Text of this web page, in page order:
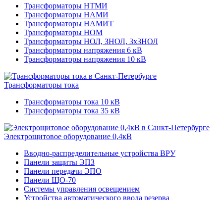
Трансформаторы НТМИ
Трансформаторы НАМИ
Трансформаторы НАМИТ
Трансформаторы НОМ
Трансформаторы НОЛ, ЗНОЛ, 3хЗНОЛ
Трансформаторы напряжения 6 кВ
Трансформаторы напряжения 10 кВ
Трансформаторы тока
Трансформаторы тока 10 кВ
Трансформаторы тока 35 кВ
Электрощитовое оборудование 0,4кВ
Вводно-распределительные устройства ВРУ
Панели защиты ЭПЗ
Панели передачи ЭПО
Панели ЩО-70
Системы управления освещением
Устройства автоматического ввода резерва